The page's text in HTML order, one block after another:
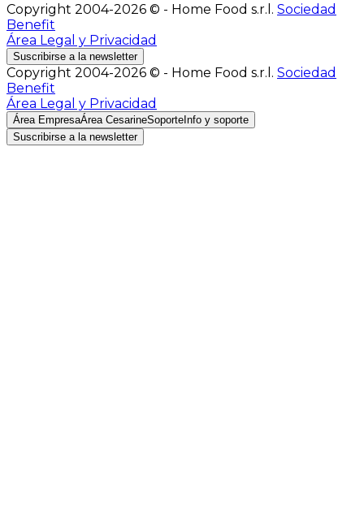
Copyright 2004-2026 © - Home Food s.r.l. Sociedad
Benefit
Área Legal y Privacidad
Suscribirse a la newsletter
Copyright 2004-2026 © - Home Food s.r.l. Sociedad
Benefit
Área Legal y Privacidad
Área EmpresaÁrea CesarineSoporte Info y soporte
Suscribirse a la newsletter